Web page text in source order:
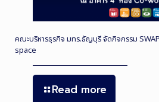
คณะบริหารธุรกิจ มทร.ธัญบุรี จัดกิจกรรม
space
Read more